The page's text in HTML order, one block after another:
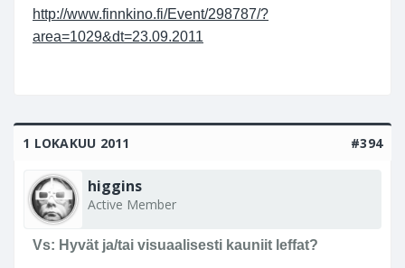
http://www.finnkino.fi/Event/298787/?
area=1029&dt=23.09.2011
1 LOKAKUU 2011 #394
higgins
Active Member
Vs: Hyvät ja/tai visuaalisesti kauniit leffat?